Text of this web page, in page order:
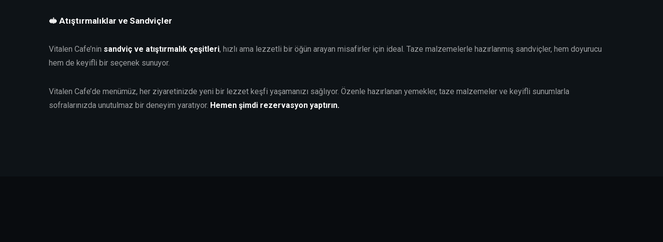
🥪 Atıştırmalıklar ve Sandviçler
Vitalen Cafe’nin sandviç ve atıştırmalık çeşitleri, hızlı ama lezzetli bir öğün arayan misafirler için ideal. Taze malzemelerle hazırlanmış sandviçler, hem doyurucu
hem de keyifli bir seçenek sunuyor.
Vitalen Cafe’de menümüz, her ziyaretinizde yeni bir lezzet keşfi yaşamanızı sağlıyor. Özenle hazırlanan yemekler, taze malzemeler ve keyifli sunumlarla
sofralarınızda unutulmaz bir deneyim yaratıyor. Hemen şimdi rezervasyon yaptırın.